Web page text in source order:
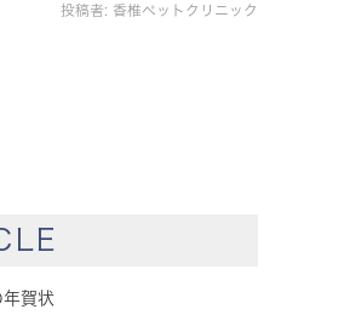
投稿者: 香椎ペットクリニック
賀状